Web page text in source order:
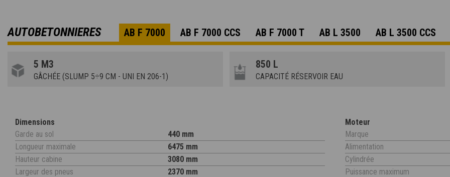
AUTOBETONNIERES AB F 7000 AB F 7000 CCS AB F 7000 T AB L 3500 AB L 3500 CCS
5 M3
GÂCHÉE (SLUMP 5÷9 CM - UNI EN 206-1)
850 L
CAPACITÉ RÉSERVOIR EAU
Dimensions
Garde au sol
440 mm
Longueur maximale
6475 mm
Hauteur cabine
3080 mm
Largeur des pneus
2370 mm
Moteur
Marque
Alimentation
Cylindrée
Puissance maximum